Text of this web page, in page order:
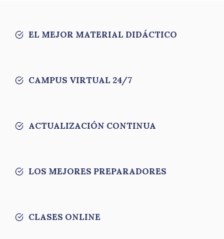
EL MEJOR MATERIAL DIDÁCTICO
CAMPUS VIRTUAL 24/7
ACTUALIZACIÓN CONTINUA
LOS MEJORES PREPARADORES
CLASES ONLINE